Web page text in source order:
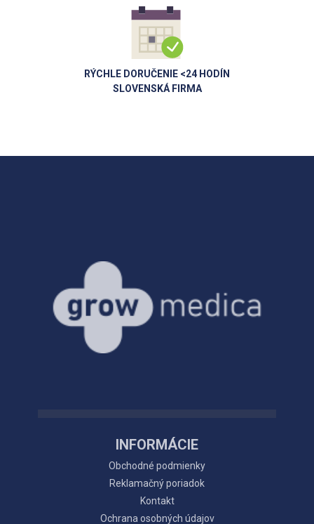
RÝCHLE DORUČENIE <24 HODÍN
SLOVENSKÁ FIRMA
INFORMÁCIE
Obchodné podmienky
Reklamačný poriadok
Kontakt
Ochrana osobných údajov